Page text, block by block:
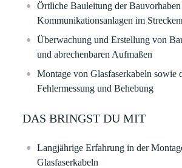
Örtliche Bauleitung der
Kommunikationsanlagen im
Überwachung und Erstellung von
und abrechenbaren Aufmaßen
Montage von Glasfaserkabeln sowie
Fehlermessung und Behebung
DAS BRINGST DU MIT
Langjährige Erfahrung in der
Glasfaserkabeln